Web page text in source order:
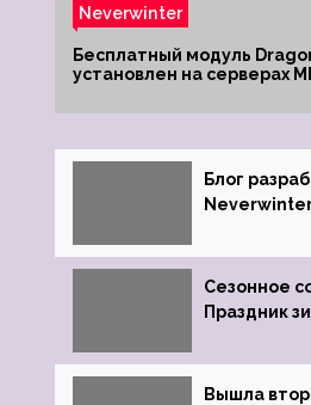
Neverwinter
Бесплатный модуль
установлен на серверах
Блог
Сезонное
Праздник
Вышла